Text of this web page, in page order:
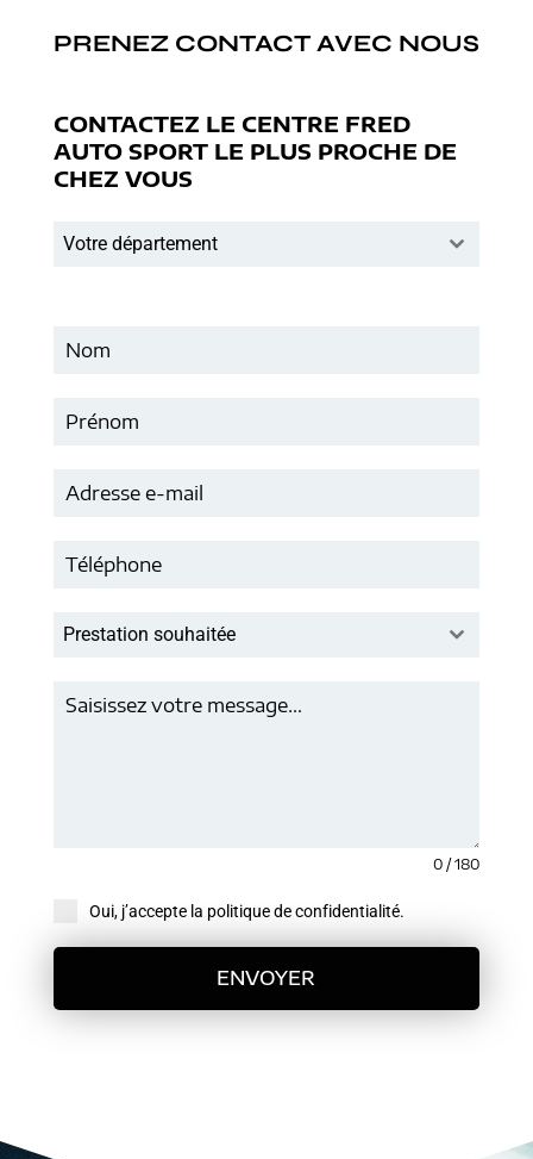
PRENEZ CONTACT AVEC NOUS
CONTACTEZ LE CENTRE FRED
AUTO SPORT LE PLUS PROCHE DE
CHEZ VOUS
Votre département
Prestation souhaitée
0 / 180
Oui, j’accepte la politique de confidentialité.
ENVOYER